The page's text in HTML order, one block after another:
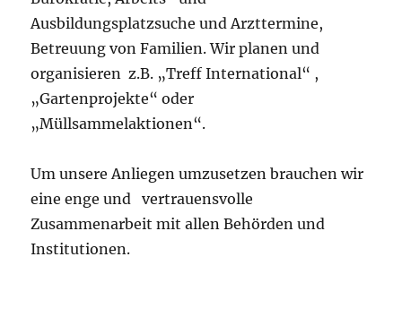
Ausbildungsplatzsuche und Arzttermine,
Betreuung von Familien. Wir planen und
organisieren z.B. „Treff International“ ,
„Gartenprojekte“ oder
„Müllsammelaktionen“.
Um unsere Anliegen umzusetzen brauchen wir
eine enge und vertrauensvolle
Zusammenarbeit mit allen Behörden und
Institutionen.